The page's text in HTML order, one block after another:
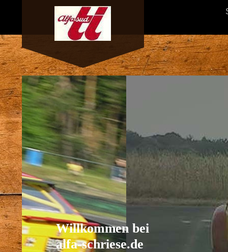
Willkommen bei
alfa-schriese.de